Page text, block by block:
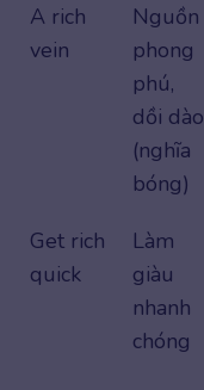
A rich
vein
Nguồn
phong
phú,
dồi dào
(nghĩa
bóng)
Get rich
quick
Làm
giàu
nhanh
chóng